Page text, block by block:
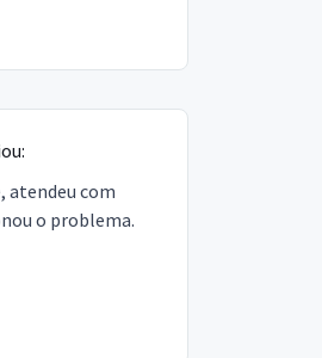
atendeu com
o problema.